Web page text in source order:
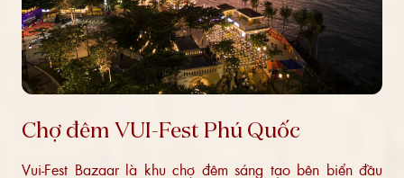
Chợ đêm VUI-Fest Phú Quốc
Vui-Fest Bazaar là khu chợ đêm sáng tạo bên biển đầu